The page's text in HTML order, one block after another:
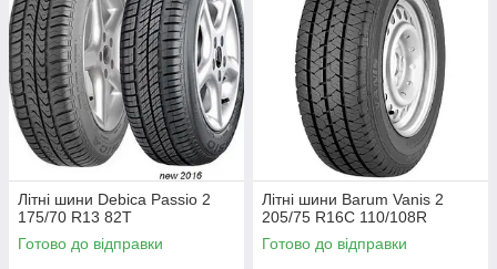
Літні шини Debica Passio 2
175/70 R13 82T
Готово до відправки
Літні шини Barum Vanis 2
205/75 R16C 110/108R
Готово до відправки